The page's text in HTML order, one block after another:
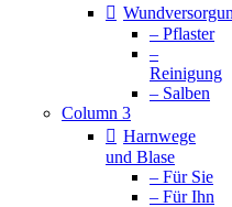
– Pflaster
–
Reinigung
– Salben
Column 3
Harnwege
und Blase
– Für Sie
– Für Ihn